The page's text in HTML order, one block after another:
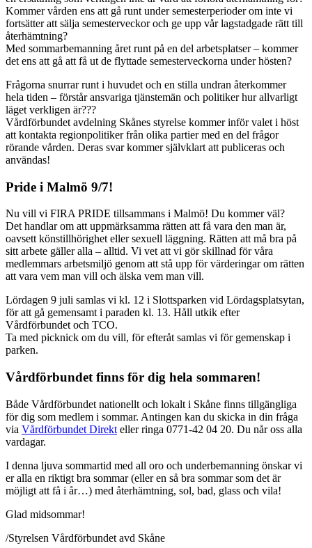
Kommer vården ens att gå runt under semesterperioder om inte vi
fortsätter att sälja semesterveckor och ge upp vår lagstadgade rätt till
återhämtning?
Med sommarbemanning året runt på en del arbetsplatser – kommer
det ens att gå att få ut de flyttade semesterveckorna under hösten?
Frågorna snurrar runt i huvudet och en stilla undran återkommer
hela tiden – förstår ansvariga tjänstemän och politiker hur allvarligt
läget verkligen är???
Vårdförbundet avdelning Skånes styrelse kommer inför valet i höst
att kontakta regionpolitiker från olika partier med en del frågor
rörande vården. Deras svar kommer självklart att publiceras och
användas!
Pride i Malmö 9/7!
Nu vill vi FIRA PRIDE tillsammans i Malmö! Du kommer väl?
Det handlar om att uppmärksamma rätten att få vara den man är,
oavsett könstillhörighet eller sexuell läggning. Rätten att må bra på
sitt arbete gäller alla – alltid. Vi vet att vi gör skillnad för våra
medlemmars arbetsmiljö genom att stå upp för värderingar om rätten
att vara vem man vill och älska vem man vill.
Lördagen 9 juli samlas vi kl. 12 i Slottsparken vid Lördagsplatsytan,
för att gå gemensamt i paraden kl. 13. Håll utkik efter
Vårdförbundet och TCO.
Ta med picknick om du vill, för efteråt samlas vi för gemenskap i
parken.
Vårdförbundet finns för dig hela sommaren!
Både Vårdförbundet nationellt och lokalt i Skåne finns tillgängliga
för dig som medlem i sommar. Antingen kan du skicka in din fråga
via Vårdförbundet Direkt eller ringa 0771-42 04 20. Du når oss alla
vardagar.
I denna ljuva sommartid med all oro och underbemanning önskar vi
er alla en riktigt bra sommar (eller en så bra sommar som det är
möjligt att få i år…) med återhämtning, sol, bad, glass och vila!
Glad midsommar!
/Styrelsen Vårdförbundet avd Skåne